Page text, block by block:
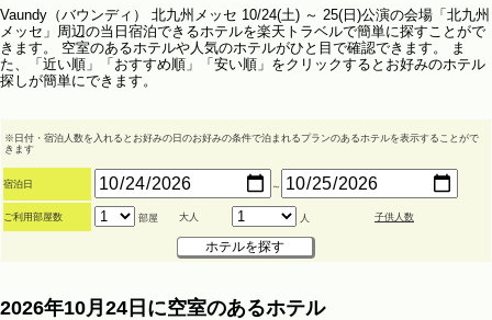
Vaundy（バウンディ） 北九州メッセ 10/24(土) ～ 25(日)公演の会場「北九州
メッセ」周辺の当日宿泊できるホテルを楽天トラベルで簡単に探すことがで
きます。 空室のあるホテルや人気のホテルがひと目で確認できます。 ま
た、「近い順」「おすすめ順」「安い順」をクリックするとお好みのホテル
探しが簡単にできます。
※日付・宿泊人数を入れるとお好みの日のお好みの条件で泊まれるプランのあるホテルを表示することがで
きます
宿泊日 ～
ご利用部屋数 部屋 大人 人 子供人数
2026年10月24日に空室のあるホテル